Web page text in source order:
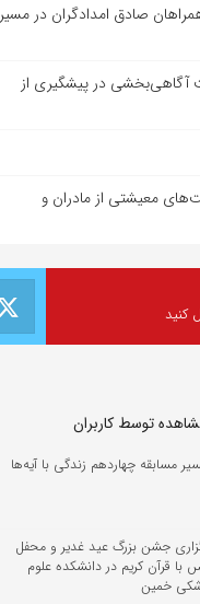
صادق امدادگران در مسیر
آگاهی‌بخشی در پیشگیری از
معیشتی از مادران و
کنید
توسط کاربران
مسابقه چهاردهم زندگی با آیه‌ها
جشن بزرگ عید غدیر و محفل
با قرآن کریم در دانشکده علوم
خمین